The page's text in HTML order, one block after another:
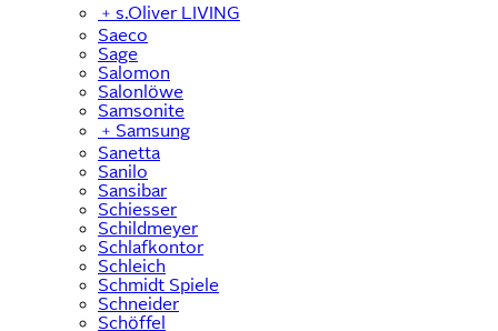
﹢ s.Oliver LIVING
Saeco
Sage
Salomon
Salonlöwe
Samsonite
﹢ Samsung
Sanetta
Sanilo
Sansibar
Schiesser
Schildmeyer
Schlafkontor
Schleich
Schmidt Spiele
Schneider
Schöffel